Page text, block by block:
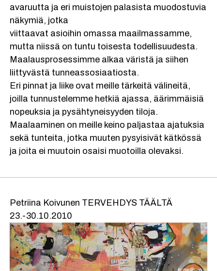
avaruutta ja eri muistojen palasista muodostuvia
näkymiä, jotka
viittaavat asioihin omassa maailmassamme,
mutta niissä on tuntu toisesta todellisuudesta.
Maalausprosessimme alkaa väristä ja siihen
liittyvästä tunneassosiaatiosta.
Eri pinnat ja liike ovat meille tärkeitä välineitä,
joilla tunnustelemme hetkiä ajassa, äärimmäisiä
nopeuksia ja pysähtyneisyyden tiloja.
Maalaaminen on meille keino paljastaa ajatuksia
sekä tunteita, jotka muuten pysyisivät kätkössä
ja joita ei muutoin osaisi muotoilla olevaksi.
Petriina Koivunen TERVEHDYS TÄÄLTÄ
23.-30.10.2010